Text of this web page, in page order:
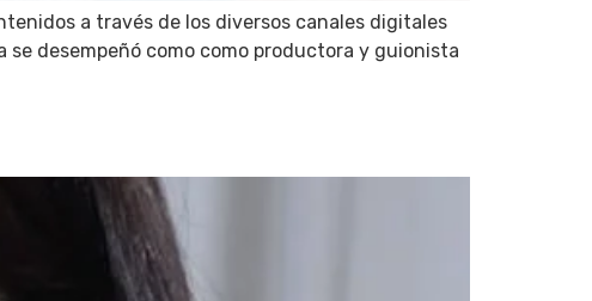
a través de los diversos canales digitales
se desempeñó como como productora y guionista